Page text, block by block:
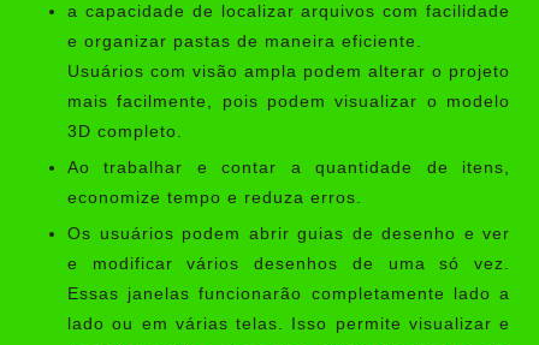
a capacidade de localizar arquivos com facilidade
e organizar pastas de maneira eficiente.
Usuários com visão ampla podem alterar o projeto
mais facilmente, pois podem visualizar o modelo
3D completo.
Ao trabalhar e contar a quantidade de itens,
economize tempo e reduza erros.
Os usuários podem abrir guias de desenho e ver
e modificar vários desenhos de uma só vez.
Essas janelas funcionarão completamente lado a
lado ou em várias telas. Isso permite visualizar e